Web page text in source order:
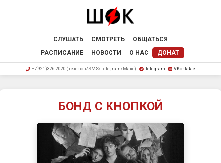
СЛУШАТЬ СМОТРЕТЬ
ОБЩАТЬСЯ
РАСПИСАНИЕ
НОВОСТИ О НАС ДОНАТ
+7(921)326-2020 (телефон/SMS/Telegram/Макс) Telegram VKontakte
БОНД С КНОПКОЙ